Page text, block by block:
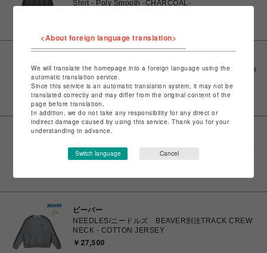
Shirt - Poly Smooth -CHARCOAL-
Needles/ニードルズ BEAVER別注 Track Crew Neck
Shirt - Poly Smooth -BLACK-
￥22,000
ビーバー
Needles/ニードルズ BEAVER別注 H.D Track shorts
ビーバー
NEEDLES/ニードルズ BEAVER別注TRACK CREW
NECK - COTTON JERSEY
￥27,500
<About foreign language translation>
We will translate the homepage into a foreign language using the
automatic translation service.
Since this service is an automatic translation system, it may not be
translated correctly and may differ from the original content of the
page before translation.
In addition, we do not take any responsibility for any direct or
indirect damage caused by using this service. Thank you for your
understanding in advance.
Switch language Cancel